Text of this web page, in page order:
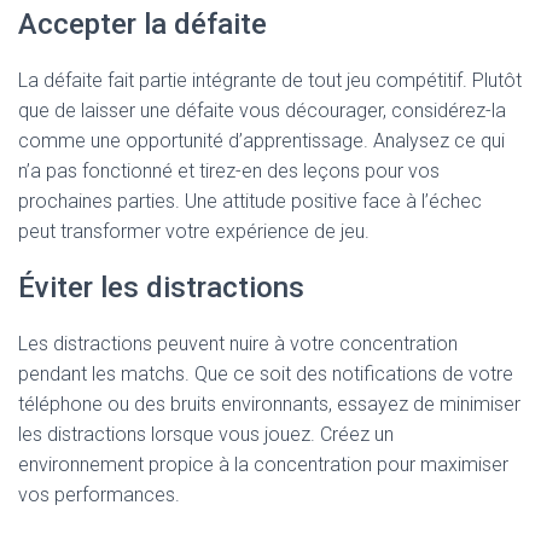
Accepter la défaite
La défaite fait partie intégrante de tout jeu compétitif. Plutôt
que de laisser une défaite vous décourager, considérez-la
comme une opportunité d’apprentissage. Analysez ce qui
n’a pas fonctionné et tirez-en des leçons pour vos
prochaines parties. Une attitude positive face à l’échec
peut transformer votre expérience de jeu.
Éviter les distractions
Les distractions peuvent nuire à votre concentration
pendant les matchs. Que ce soit des notifications de votre
téléphone ou des bruits environnants, essayez de minimiser
les distractions lorsque vous jouez. Créez un
environnement propice à la concentration pour maximiser
vos performances.